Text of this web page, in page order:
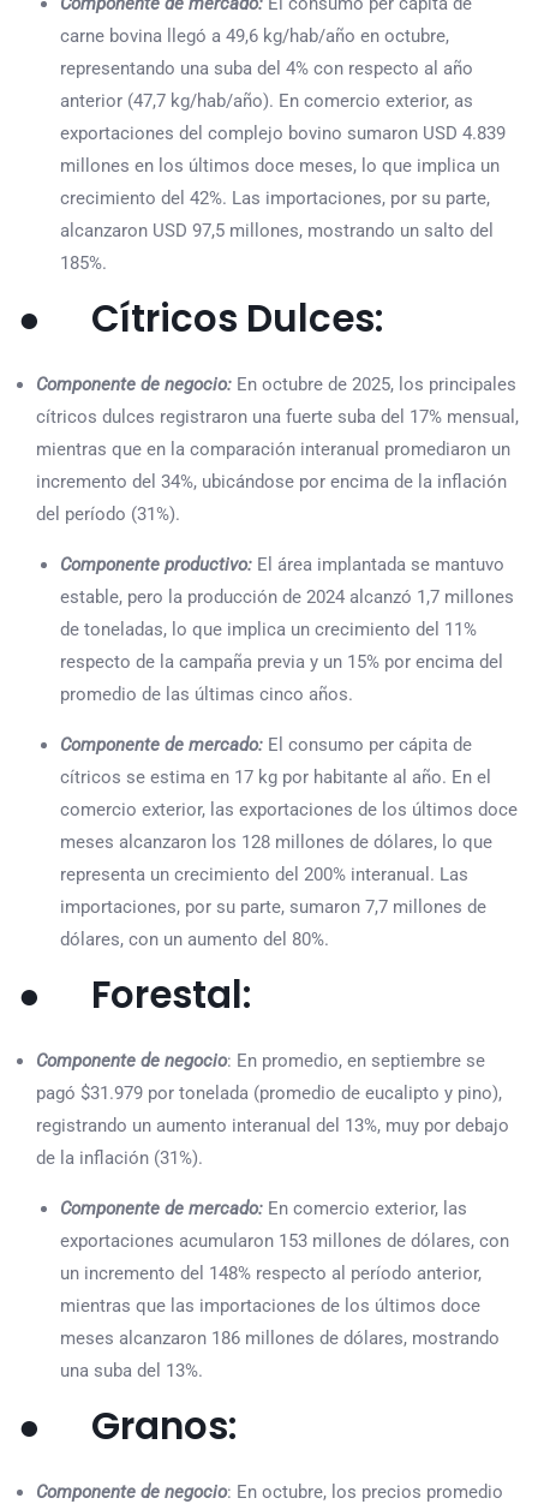
carne bovina llegó a 49,6 kg/hab/año en octubre,
representando una suba del 4% con respecto al año
anterior (47,7 kg/hab/año). En comercio exterior, as
exportaciones del complejo bovino sumaron USD 4.839
millones en los últimos doce meses, lo que implica un
crecimiento del 42%. Las importaciones, por su parte,
alcanzaron USD 97,5 millones, mostrando un salto del
185%.
● Cítricos Dulces:
Componente de negocio: En octubre de 2025, los principales
cítricos dulces registraron una fuerte suba del 17% mensual,
mientras que en la comparación interanual promediaron un
incremento del 34%, ubicándose por encima de la inflación
del período (31%).
Componente productivo: El área implantada se mantuvo
estable, pero la producción de 2024 alcanzó 1,7 millones
de toneladas, lo que implica un crecimiento del 11%
respecto de la campaña previa y un 15% por encima del
promedio de las últimas cinco años.
Componente de mercado: El consumo per cápita de
cítricos se estima en 17 kg por habitante al año. En el
comercio exterior, las exportaciones de los últimos doce
meses alcanzaron los 128 millones de dólares, lo que
representa un crecimiento del 200% interanual. Las
importaciones, por su parte, sumaron 7,7 millones de
dólares, con un aumento del 80%.
● Forestal:
Componente de negocio: En promedio, en septiembre se
pagó $31.979 por tonelada (promedio de eucalipto y pino),
registrando un aumento interanual del 13%, muy por debajo
de la inflación (31%).
Componente de mercado: En comercio exterior, las
exportaciones acumularon 153 millones de dólares, con
un incremento del 148% respecto al período anterior,
mientras que las importaciones de los últimos doce
meses alcanzaron 186 millones de dólares, mostrando
una suba del 13%.
● Granos:
Componente de negocio: En octubre, los precios promedio